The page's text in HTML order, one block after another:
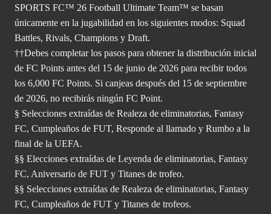
SPORTS FC™ 26 Football Ultimate Team™ se basan
únicamente en la jugabilidad en los siguientes modos: Squad
Battles, Rivals, Champions y Draft.
††Debes completar los pasos para obtener la distribución inicial
de FC Points antes del 15 de junio de 2026 para recibir todos
los 6,000 FC Points. Si canjeas después del 15 de septiembre
de 2026, no recibirás ningún FC Point.
§ Selecciones extraídas de Realeza de eliminatorias, Fantasy
FC, Cumpleaños de FUT, Responde al llamado y Rumbo a la
final de la UEFA.
§§ Elecciones extraídas de Leyenda de eliminatorias, Fantasy
FC, Aniversario de FUT y Titanes de trofeo.
§§ Selecciones extraídas de Realeza de eliminatorias, Fantasy
FC, Cumpleaños de FUT y Titanes de trofeos.